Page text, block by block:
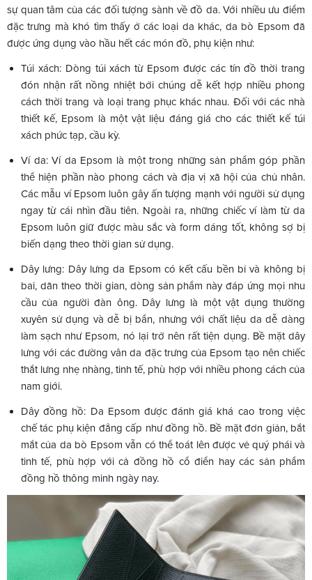
sự quan tâm của các đối tượng sành về đồ da. Với nhiều ưu điểm
đặc trưng mà khó tìm thấy ở các loại da khác, da bò Epsom đã
được ứng dụng vào hầu hết các món đồ, phụ kiện như:
Túi xách: Dòng túi xách từ Epsom được các tín đồ thời trang
đón nhận rất nồng nhiệt bởi chúng dễ kết hợp nhiều phong
cách thời trang và loại trang phục khác nhau. Đối với các nhà
thiết kế, Epsom là một vật liệu đáng giá cho các thiết kế túi
xách phức tạp, cầu kỳ.
Ví da: Ví da Epsom là một trong những sản phẩm góp phần
thể hiện phần nào phong cách và địa vị xã hội của chủ nhân.
Các mẫu ví Epsom luôn gây ấn tượng mạnh với người sử dụng
ngay từ cái nhìn đầu tiên. Ngoài ra, những chiếc ví làm từ da
Epsom luôn giữ được màu sắc và form dáng tốt, không sợ bị
biến dạng theo thời gian sử dụng.
Dây lưng: Dây lưng da Epsom có kết cấu bền bỉ và không bị
bai, dãn theo thời gian, dòng sản phẩm này đáp ứng mọi nhu
cầu của người đàn ông. Dây lưng là một vật dụng thường
xuyên sử dụng và dễ bị bẩn, nhưng với chất liệu da dễ dàng
làm sạch như Epsom, nó lại trở nên rất tiện dụng. Bề mặt dây
lưng với các đường vân da đặc trưng của Epsom tạo nên chiếc
thắt lưng nhẹ nhàng, tinh tế, phù hợp với nhiều phong cách của
nam giới.
Dây đồng hồ: Da Epsom được đánh giá khá cao trong việc
chế tác phụ kiện đẳng cấp như đồng hồ. Bề mặt đơn giản, bắt
mắt của da bò Epsom vẫn có thể toát lên được vẻ quý phái và
tinh tế, phù hợp với cả đồng hồ cổ điển hay các sản phẩm
đồng hồ thông minh ngày nay.